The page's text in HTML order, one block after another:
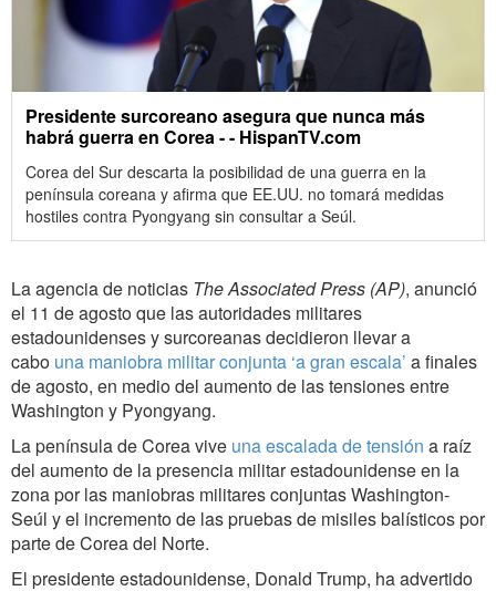
Presidente surcoreano asegura que nunca más
habrá guerra en Corea - - HispanTV.com
Corea del Sur descarta la posibilidad de una guerra en la
península coreana y afirma que EE.UU. no tomará medidas
hostiles contra Pyongyang sin consultar a Seúl.
La agencia de noticias The Associated Press (AP), anunció
el 11 de agosto que las autoridades militares
estadounidenses y surcoreanas decidieron llevar a
cabo una maniobra militar conjunta ‘a gran escala’ a finales
de agosto, en medio del aumento de las tensiones entre
Washington y Pyongyang.
La península de Corea vive una escalada de tensión a raíz
del aumento de la presencia militar estadounidense en la
zona por las maniobras militares conjuntas Washington-
Seúl y el incremento de las pruebas de misiles balísticos por
parte de Corea del Norte.
El presidente estadounidense, Donald Trump, ha advertido